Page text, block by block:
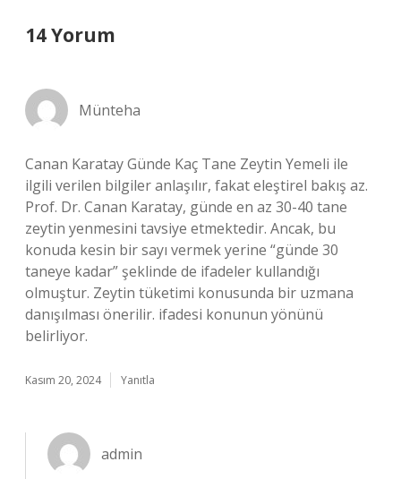
14 Yorum
Münteha
Canan Karatay Günde Kaç Tane Zeytin Yemeli ile
ilgili verilen bilgiler anlaşılır, fakat eleştirel bakış az.
Prof. Dr. Canan Karatay, günde en az 30-40 tane
zeytin yenmesini tavsiye etmektedir. Ancak, bu
konuda kesin bir sayı vermek yerine “günde 30
taneye kadar” şeklinde de ifadeler kullandığı
olmuştur. Zeytin tüketimi konusunda bir uzmana
danışılması önerilir. ifadesi konunun yönünü
belirliyor.
Kasım 20, 2024 Yanıtla
admin